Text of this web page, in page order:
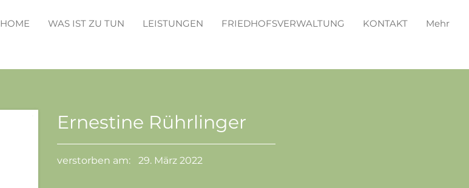
HOME WAS IST ZU TUN LEISTUNGEN FRIEDHOFSVERWALTUNG KONTAKT Mehr
Ernestine Rührlinger
verstorben am: 29. März 2022